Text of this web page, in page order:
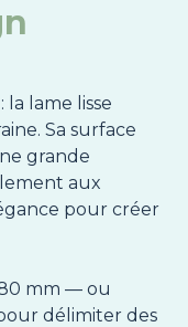
lame lisse
Sa surface
grande
aux
pour créer
mm — ou
délimiter des